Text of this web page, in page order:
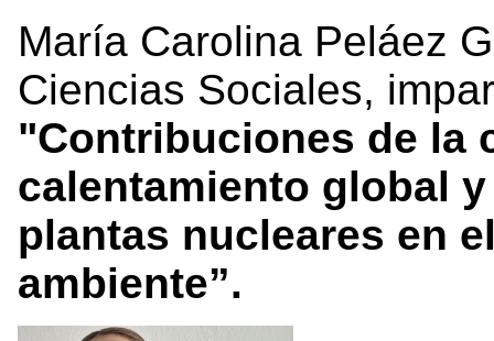
María Carolina Peláez
Ciencias Sociales,
"Contribuciones de la
calentamiento global
plantas nucleares en
ambiente”.